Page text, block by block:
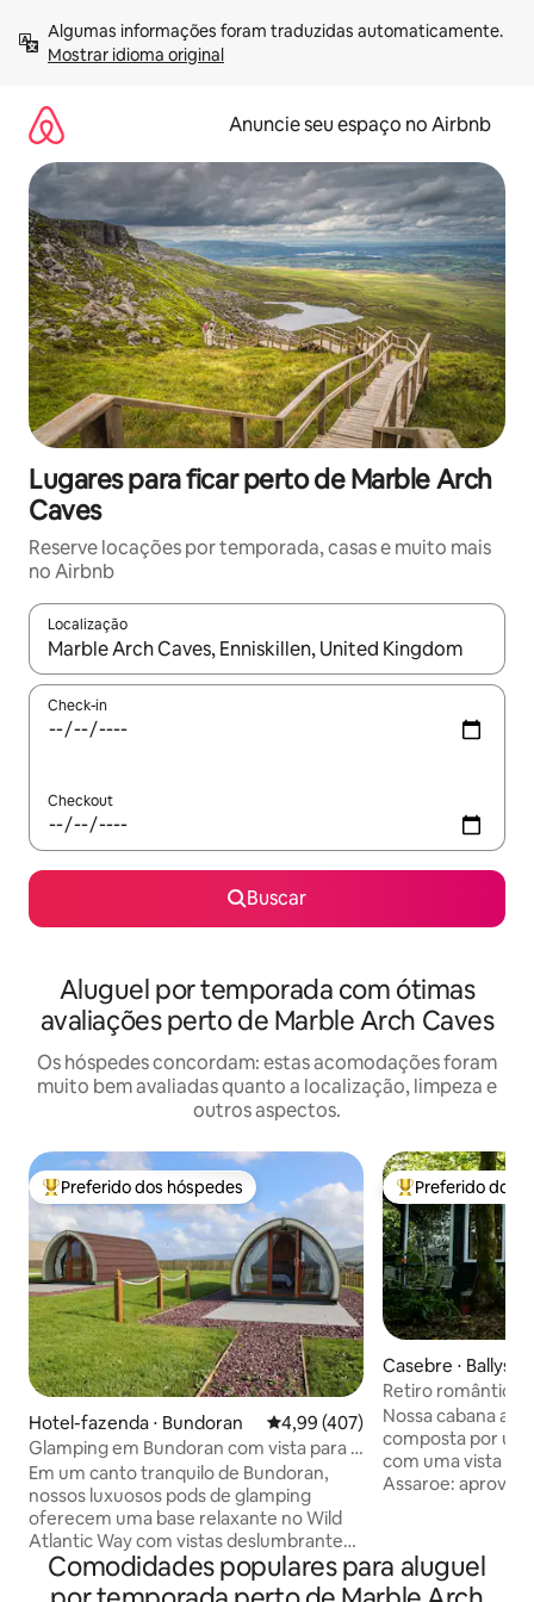
para
Mostrar idioma original
Anuncie seu espaço no Airbnb
Lugares para ficar perto de Marble Arch
Caves
Reserve locações por temporada, casas e muito mais
no Airbnb
Localização
Quando os resultados estiverem disponíveis, explore-os
Check-in
Checkout
Buscar
Aluguel por temporada com ótimas
avaliações perto de Marble Arch Caves
Os hóspedes concordam: estas acomodações foram
muito bem avaliadas quanto a localização, limpeza e
outros aspectos.
Entre os melhores preferidos dos hóspedes
Preferido dos hóspedes
Hotel-fazenda ⋅ Bundoran 4,99 de uma avaliação média de
4,99 (407)
Glamping em Bundoran com vista para o
mar
Em um canto tranquilo de Bundoran,
nossos luxuosos pods de glamping
oferecem uma base relaxante no Wild
Atlantic Way com vistas deslumbrantes
de Tullan Strand. Estamos sediados em
uma excelente posição para
Entre os
Preferido dos
Casebre ⋅
Retiro romântico
Nossa cabana
composta por
com uma vista
Assaroe:
O quarto
vida frenética:- há
televisão, apenas
Comodidades populares para aluguel